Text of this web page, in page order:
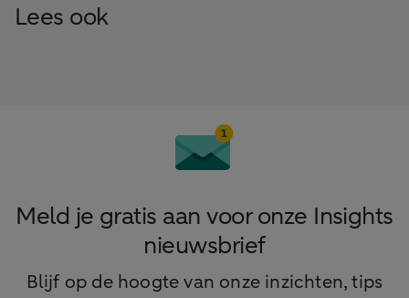
Lees ook
Meld je gratis aan voor onze Insights
nieuwsbrief
Blijf op de hoogte van onze inzichten, tips